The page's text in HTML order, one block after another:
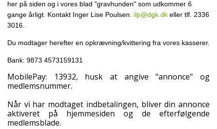
OPRET GRATIS ANNONCE PÅ
VIL DU BETÆNKE DGK MED EN ARV
TILSKUD TIL ØJENLYSNING OG
RYGFOTOGRAFERING 2026
her på siden og i vores blad "gravhunden" som udkommer 6
gange årligt. Kontakt Inger Lise Poulsen. ilp@dgk.dk eller tlf. 2336
3016.
Du modtager herefter en opkrævning/kvittering fra vores kasserer.
Bank: 9873 4573159131
MobilePay: 13932, husk at angive "annonce" og
medlemsnummer.
Når vi har modtaget indbetalingen, bliver din annonce
aktiveret på hjemmesiden og de efterfølgende
medlemsblade.